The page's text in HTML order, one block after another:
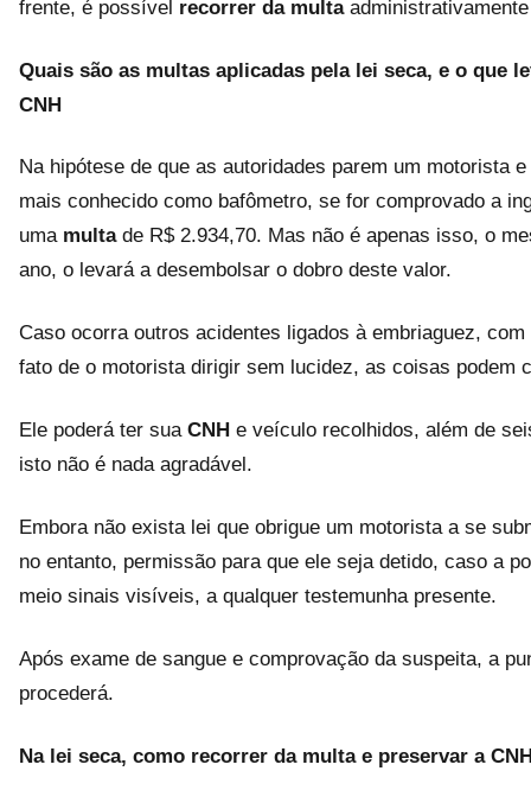
frente, é possível recorrer da multa
Quais são as multas aplicadas pela lei seca, e o que
CNH
Na hipótese de que as autoridades parem um motorista
mais conhecido como bafômetro, se for comprovado a
uma multa de R$ 2.934,70. Mas não é apenas isso, o
ano, o levará a desembolsar o dobro deste valor.
Caso ocorra outros acidentes ligados à embriaguez,
fato de o motorista dirigir sem lucidez, as coisas podem
Ele poderá ter sua CNH e veículo recolhidos, além de
isto não é nada agradável.
Embora não exista lei que obrigue um motorista a se
no entanto, permissão para que ele seja detido, caso a
meio sinais visíveis, a qualquer testemunha presente.
Após exame de sangue e comprovação da suspeita, a
procederá.
Na lei seca, como recorrer da multa e preservar a